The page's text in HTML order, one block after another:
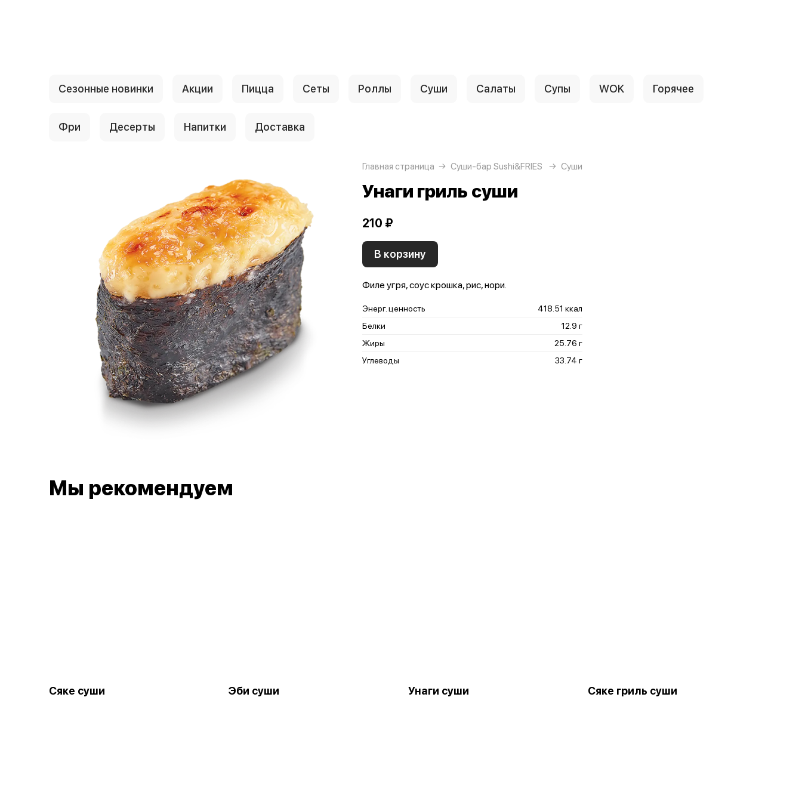
Сезонные новинки Акции Пицца Сеты Роллы Суши Салаты Супы WOK Горячее
Фри Десерты Напитки Доставка
Главная страница Суши-бар Sushi&FRIES Суши
Унаги гриль суши
210 ₽
В корзину
Филе угря, соус крошка, рис, нори.
Энерг. ценность
418.51 ккал
Белки
12.9 г
Жиры
25.76 г
Углеводы
33.74 г
Мы рекомендуем
Сяке суши Эби суши Унаги суши Сяке гриль суши